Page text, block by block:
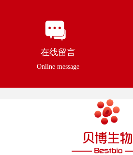
在线留言
Online message